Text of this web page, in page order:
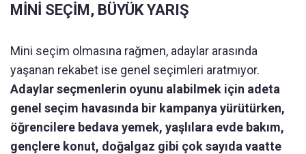
MİNİ SEÇİM, BÜYÜK YARIŞ
Mini seçim olmasına rağmen, adaylar arasında
yaşanan rekabet ise genel seçimleri aratmıyor.
Adaylar seçmenlerin oyunu alabilmek için adeta
genel seçim havasında bir kampanya yürütürken,
öğrencilere bedava yemek, yaşlılara evde bakım,
gençlere konut, doğalgaz gibi çok sayıda vaatte